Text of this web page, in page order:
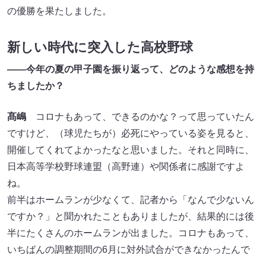
の優勝を果たしました。
新しい時代に突入した高校野球
——今年の夏の甲子園を振り返って、どのような感想を持
ちましたか？
髙嶋 コロナもあって、できるのかな？って思っていたん
ですけど、（球児たちが）必死にやっている姿を見ると、
開催してくれてよかったなと思いました。それと同時に、
日本高等学校野球連盟（高野連）や関係者に感謝ですよ
ね。
前半はホームランが少なくて、記者から「なんで少ないん
ですか？」と聞かれたこともありましたが、結果的には後
半にたくさんのホームランが出ました。コロナもあって、
いちばんの調整期間の6月に対外試合ができなかったんで